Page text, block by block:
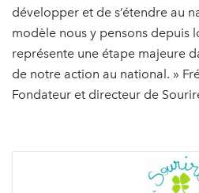
développer et de s’étendre au
modèle nous y pensons depuis
représente une étape majeure
de notre action au national. »
Fondateur et directeur de